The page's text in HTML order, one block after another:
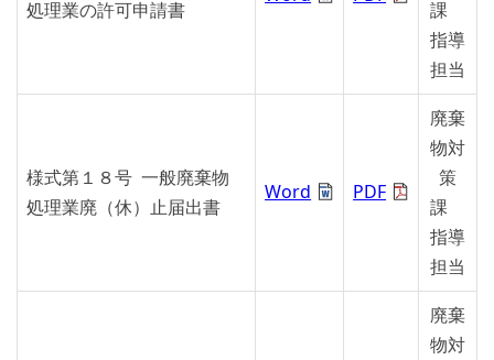
処理業の許可申請書
課
指導
担当
様式第１８号 一般廃棄物
処理業廃（休）止届出書
Word PDF
廃棄
物対
策
課
指導
担当
廃棄
物対